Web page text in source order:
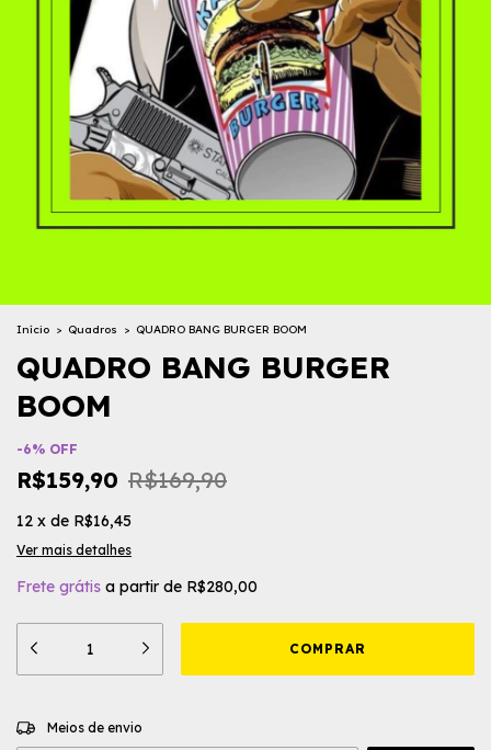
Início > Quadros > QUADRO BANG BURGER BOOM
QUADRO BANG BURGER
BOOM
-6% OFF
R$159,90 R$169,90
12 x de R$16,45
Ver mais detalhes
Frete grátis a partir de R$280,00
Entregas para o CEP:
Meios de envio